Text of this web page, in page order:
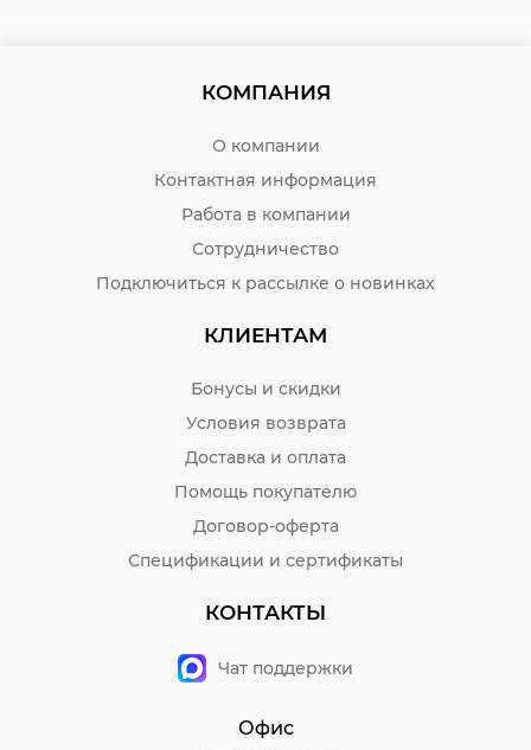
КОМПАНИЯ
О компании
Контактная информация
Работа в компании
Сотрудничество
Подключиться к рассылке о новинках
КЛИЕНТАМ
Бонусы и скидки
Условия возврата
Доставка и оплата
Помощь покупателю
Договор-оферта
Спецификации и сертификаты
КОНТАКТЫ
Чат поддержки
Офис